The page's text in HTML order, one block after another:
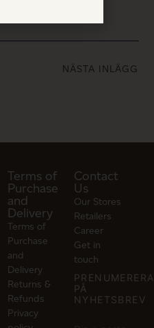
på linneduk.
NÄSTA INLÄGG
Terms of
Purchase
and
Delivery
Terms of
Purchase
and
Delivery
Returns &
Refunds
Privacy
Contact
Us
Our Stores
Retailers
Career
Get in
touch
PRENUMERERA
PÅ
NYHETSBREV